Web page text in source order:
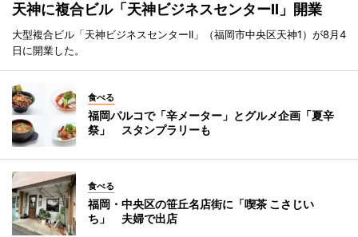
天神に複合ビル「天神ビジネスセンターII」開業
大型複合ビル「天神ビジネスセンターII」（福岡市中央区天神1）が8月4
日に開業した。
食べる
福岡パルコで「辛メーター」とグルメ企画「夏辛
祭」 スタンプラリーも
食べる
福岡・中央区の笹丘名店街に「喫茶 こさじい
ち」 夫婦で出店